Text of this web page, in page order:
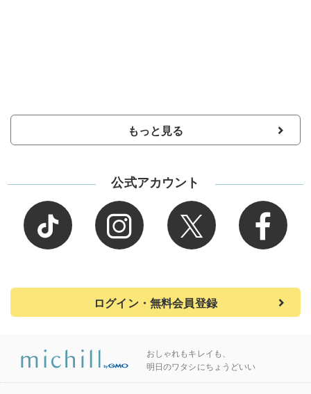
もっと見る
公式アカウント
ログイン・無料会員登録
おしゃれもキレイも、
明日のワタシにちょうどいい